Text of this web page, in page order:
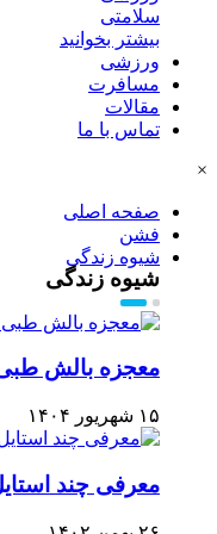
سلامتی
بیشتر بخوانید
ورزشی
مسافرت
مقالات
تماس با ما
×
صفحه اصلی
فشن
شیوه زندگی
شیوه زندگی
معجزه بالش
۱۵ شهریور ۱۴۰۴
معرفی چند